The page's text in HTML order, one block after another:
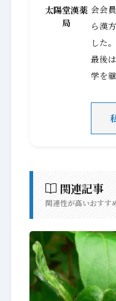
太陽堂漢薬
局
会会
ら漢
した
最後
学を
関連記事
関連性が高いおすす